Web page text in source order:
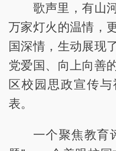
歌声里，有山
万家灯火的温情，
国深情，生动展现
党爱国、向上向善
区校园思政宣传
表。
一个聚焦教育